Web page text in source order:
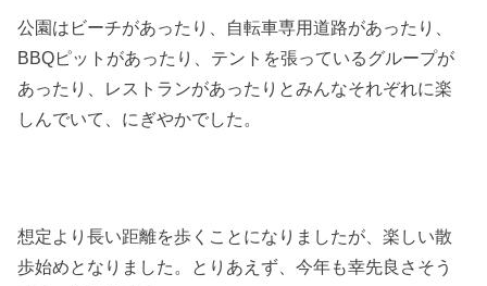
公園はビーチがあったり、自転車専用道路があったり、
BBQピットがあったり、テントを張っているグループが
あったり、レストランがあったりとみんなそれぞれに楽
しんでいて、にぎやかでした。
想定より長い距離を歩くことになりましたが、楽しい散
歩始めとなりました。とりあえず、今年も幸先良さそう